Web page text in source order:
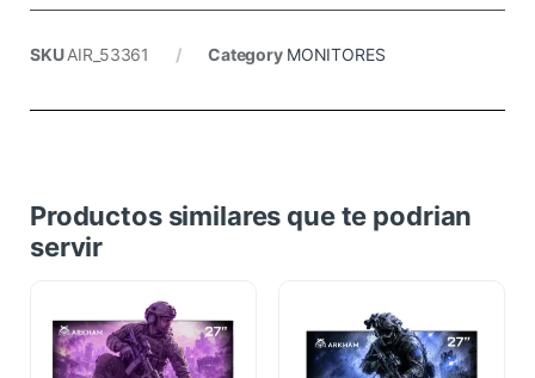
SKUAIR_53361 Category MONITORES
Productos similares que te podrian
servir